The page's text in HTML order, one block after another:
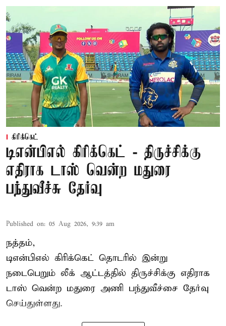
கிரிக்கெட்
டிஎன்பிஎல் கிரிக்கெட் - திருச்சிக்கு
எதிராக டாஸ் வென்ற மதுரை
பந்துவீச்சு தேர்வு
Published on: 05 Aug 2026, 9:39 am
நத்தம்,
டிஎன்பிஎல் கிரிக்கெட் தொடரில் இன்று
நடைபெறும் லீக் ஆட்டத்தில் திருச்சிக்கு எதிராக
டாஸ் வென்ற மதுரை அணி பந்துவீச்சை தேர்வு
செய்துள்ளது.